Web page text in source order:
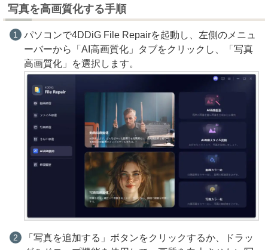
写真を高画質化する手順
パソコンで4DDiG File Repairを起動し、左側のメニュ
ーバーから「AI高画質化」タブをクリックし、「写真
高画質化」を選択します。
「写真を追加する」ボタンをクリックするか、ドラッ